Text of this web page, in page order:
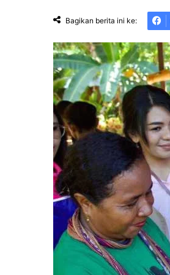
Bagikan berita ini ke: